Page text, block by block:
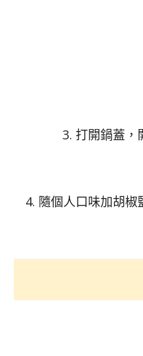
3. 打開鍋蓋，
4. 隨個人口味加胡椒